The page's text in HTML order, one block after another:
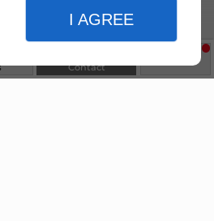
I AGREE
Contact